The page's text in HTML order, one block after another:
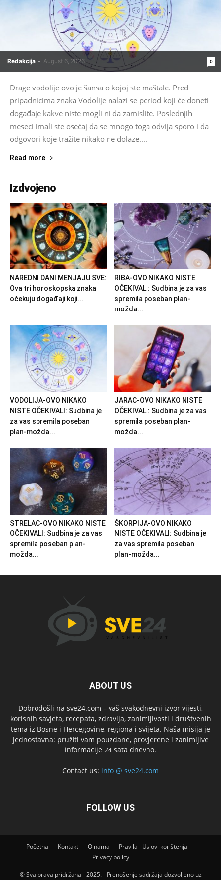
Redakcija - August 6, 2026 0
Drage vodolije ovo je šansa o kojoj ste maštale. Pred
pripadnicima znaka Vodolije nalazi se period koji će doneti
događaje kakve niste mogli ni da zamislite. Poslednjih
meseci imali ste osećaj da se mnogo toga odvija sporo i da
odgovori koje tražite nikako ne dolaze....
Read more
Izdvojeno
NAREDNI DANI MENJAJU SVE:
Ova tri horoskopska znaka
očekuju događaji koji...
RIBA-OVO NIKAKO NISTE
OČEKIVALI: Sudbina je za vas
spremila poseban plan-
možda...
VODOLIJA-OVO NIKAKO
NISTE OČEKIVALI: Sudbina je
za vas spremila poseban
plan-možda...
JARAC-OVO NIKAKO NISTE
OČEKIVALI: Sudbina je za vas
spremila poseban plan-
možda...
STRELAC-OVO NIKAKO NISTE
OČEKIVALI: Sudbina je za vas
spremila poseban plan-
možda...
ŠKORPIJA-OVO NIKAKO
NISTE OČEKIVALI: Sudbina je
za vas spremila poseban
plan-možda...
ABOUT US
Dobrodošli na sve24.com – vaš svakodnevni izvor vijesti,
korisnih savjeta, recepata, zdravlja, zanimljivosti i društvenih
tema iz Bosne i Hercegovine, regiona i svijeta. Naša misija je
jednostavna: pružiti vam pouzdane, provjerene i zanimljive
informacije 24 sata dnevno.
Contact us: info @ sve24.com
FOLLOW US
Početna Kontakt O nama
Pravila i Uslovi korištenja
Privacy policy
© Sva prava pridržana - 2025. - Prenošenje sadržaja dozvoljeno uz